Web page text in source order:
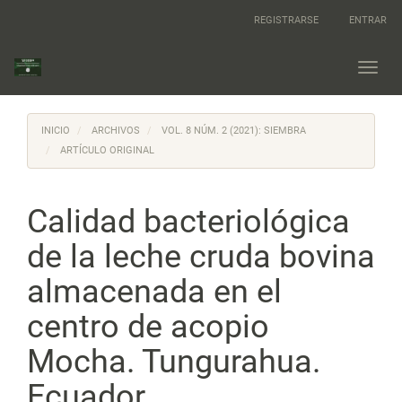
principal
Barra
lateral
REGISTRARSE ENTRAR
INICIO ARCHIVOS
VOL. 8 NÚM. 2 (2021): SIEMBRA
ARTÍCULO ORIGINAL
Calidad bacteriológica
de la leche cruda bovina
almacenada en el
centro de acopio
Mocha. Tungurahua.